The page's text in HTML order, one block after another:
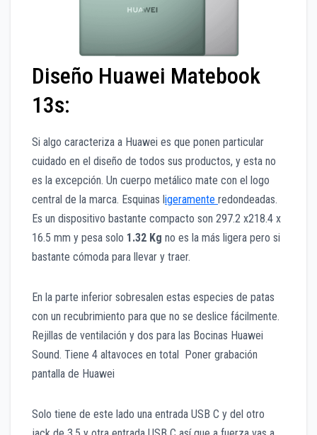
Diseño Huawei Matebook
13s:
Si algo caracteriza a Huawei es que ponen particular
cuidado en el diseño de todos sus productos, y esta no
es la excepción. Un cuerpo metálico mate con el logo
central de la marca. Esquinas ligeramente redondeadas.
Es un dispositivo bastante compacto son 297.2 x218.4 x
16.5 mm y pesa solo 1.32 Kg no es la más ligera pero si
bastante cómoda para llevar y traer.
En la parte inferior sobresalen estas especies de patas
con un recubrimiento para que no se deslice fácilmente.
Rejillas de ventilación y dos para las Bocinas Huawei
Sound. Tiene 4 altavoces en total Poner grabación
pantalla de Huawei
Solo tiene de este lado una entrada USB C y del otro